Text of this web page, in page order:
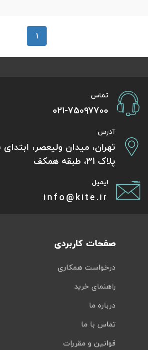
1
تماس
021-75097700
آدرس
تهران، میدان ولیعصر، ابتدای
پلاک 31، طبقه همکف
ایمیل
info@kite.ir
صفحات کاربردی
درخواست همکاری
راهنمای خرید
درباره ما
تماس با ما
قوانین و مقررات